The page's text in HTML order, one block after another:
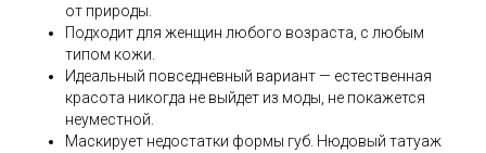
от природы.
Подходит для женщин любого возраста, с любым
типом кожи.
Идеальный повседневный вариант — естественная
красота никогда не выйдет из моды, не покажется
неуместной.
Маскирует недостатки формы губ. Нюдовый татуаж